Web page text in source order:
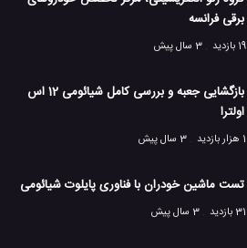
اتومبیل
برقی فرانسه
19 بازدید
3 سال پیش
بازگشایی جعبه و بررسی کامل شیائومی 12 اس
اولترا
1 هزار بازدید
3 سال پیش
تست ماشین خودران با فناوری پایلوت شیائومی
31 بازدید 3 سال پیش